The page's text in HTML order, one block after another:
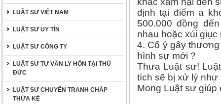
LUẬT SƯ VIỆT NAM
LUẬT SƯ UY TÍN
LUẬT SƯ CÔNG TY
LUẬT SƯ TƯ VẤN LY HÔN TẠI THỦ
ĐỨC
LUẬT SƯ CHUYÊN TRANH CHẤP
THỪA KẾ
định tại điểm a
500.000 đồng
nhau hoặc xúi
4. Cố ý gây
hình sự mới ?
Thưa Luật sư!
tích sẽ bị xử lý như
Mong Luật sư giúp